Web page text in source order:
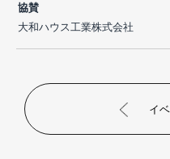
協賛
大和ハウス工業株式会社
イ